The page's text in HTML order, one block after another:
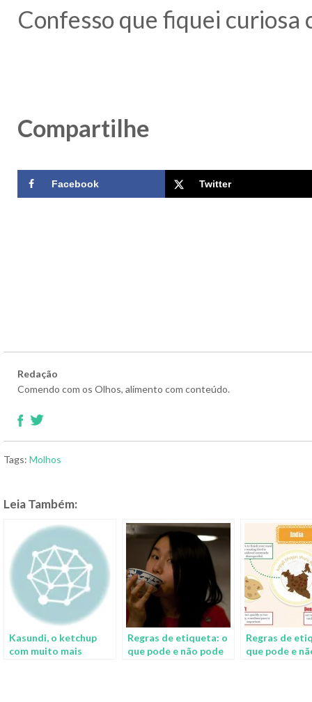
Confesso que fiquei curiosa
Compartilhe
Facebook Twitter
Redação
Comendo com os Olhos, alimento com conteúdo.
Tags: Molhos
Leia Também:
Kasundi, o ketchup
com muito mais
Regras de etiqueta: o
que pode e não pode
Regras de
que pode e